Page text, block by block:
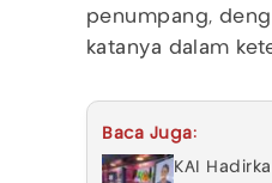
penumpang,
katanya dalam
Baca Juga:
KAI